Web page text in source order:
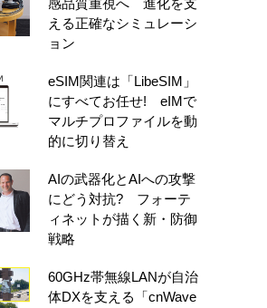
感品質重視へ 進化を支
える正確なシミュレーシ
ョン
eSIM関連は「LibeSIM」
にすべてお任せ! eIMで
マルチプロファイルを動
的に切り替え
AIの武器化とAIへの攻撃
にどう対抗? フォーテ
ィネットが描く新・防御
戦略
60GHz帯無線LANが自治
体DXを支える「cnWave